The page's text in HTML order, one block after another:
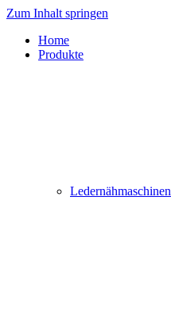
Zum Inhalt springen
Home
Produkte
Ledernähmaschinen